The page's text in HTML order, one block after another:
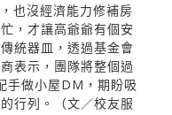
也沒經濟能力修補房
，才讓高爺爺有個安
統器皿，透過基金會
表示，團隊將整個過
手做小屋DM，期盼吸
行列。（文／校友服